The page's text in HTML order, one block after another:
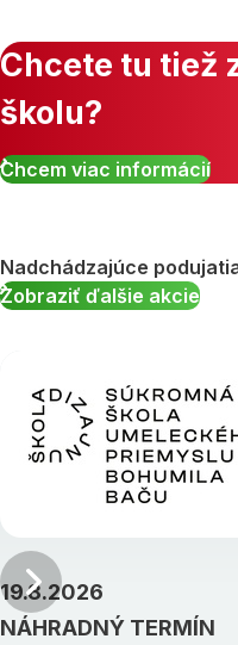
Zobraziť všetky študijné
Chcete tu tiež
školu?
Chcem viac informácií
Nadchádzajúce
Zobraziť ďalšie akcie
NÁHRADNÝ TERMÍN
19.8.2026Predchádzajúci